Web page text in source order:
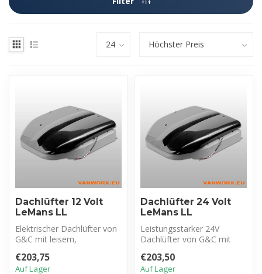
Dachlüfter 12 Volt
LeMans LL
Elektrischer Dachlüfter von
G&C mit leisem,
und Verbrauc...
€203,75
Auf Lager
Dachlüfter 24 Volt
LeMans LL
Leistungsstarker 24V
Dachlüfter von G&C mit
energieeffizientem bürste...
€203,50
Auf Lager